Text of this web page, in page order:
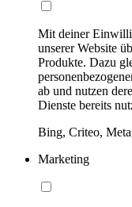
Mit deiner
unserer Website
Produkte. Dazu
ab und nutzen
Dienste bereits
Bing, Criteo,
Marketing